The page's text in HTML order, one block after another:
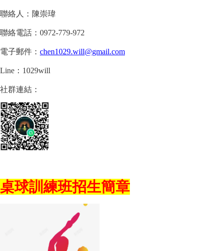
聯絡人：陳崇瑋
聯絡電話：0972-779-972
電子郵件： chen1029.will@gmail.com
Line ：1029will
社群連結：
桌球訓練班招生簡章